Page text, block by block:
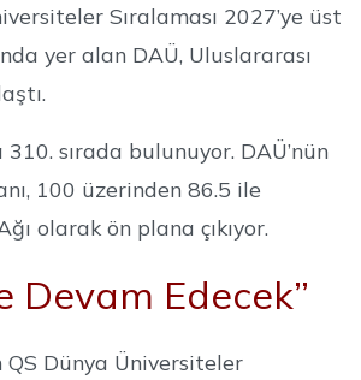
Sıralaması 2027’ye üst
yer alan DAÜ, Uluslararası
sırada bulunuyor. DAÜ’nün
100 üzerinden 86.5 ile
olarak ön plana çıkıyor.
Devam Edecek”
QS Dünya Üniversiteler